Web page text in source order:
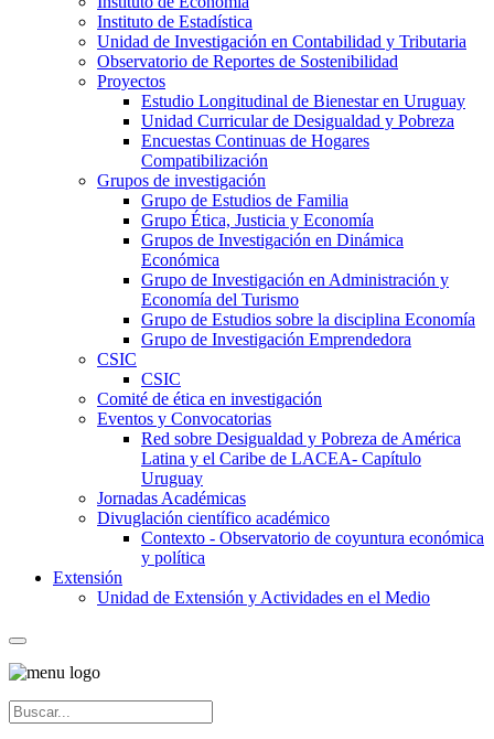
Instituto de Estadística
Unidad de Investigación en Contabilidad y Tributaria
Observatorio de Reportes de Sostenibilidad
Proyectos
Estudio Longitudinal de Bienestar en Uruguay
Unidad Curricular de Desigualdad y Pobreza
Encuestas Continuas de Hogares
Compatibilización
Grupos de investigación
Grupo de Estudios de Familia
Grupo Ética, Justicia y Economía
Grupos de Investigación en Dinámica
Económica
Grupo de Investigación en Administración y
Economía del Turismo
Grupo de Estudios sobre la disciplina Economía
Grupo de Investigación Emprendedora
CSIC
CSIC
Comité de ética en investigación
Eventos y Convocatorias
Red sobre Desigualdad y Pobreza de América
Latina y el Caribe de LACEA- Capítulo
Uruguay
Jornadas Académicas
Divuglación científico académico
Contexto - Observatorio de coyuntura económica
y política
Extensión
Unidad de Extensión y Actividades en el Medio